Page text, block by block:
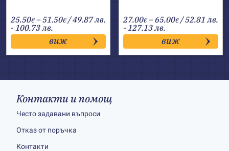
25.50€ –51.50€Price
range:
25.50€
through
51.50€
/ 49.87 лв.
- 100.73 лв.
виж
27.00€ –65.00€Price
range:
27.00€
through
65.00€
/ 52.81 лв.
- 127.13 лв.
виж
Контакти и помощ
Често задавани въпроси
Отказ от поръчка
Контакти